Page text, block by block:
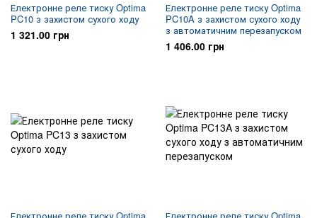
Електронне реле тиску Optima
PC10 з захистом сухого ходу
1 321.00 грн
Електронне реле тиску Optima
PC10A з захистом сухого ходу
з автоматичним перезапуском
1 406.00 грн